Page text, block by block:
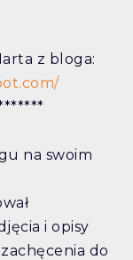
z bloga:
na swoim
i opisy
do